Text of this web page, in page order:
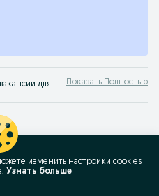
ish — Работа в барах и ресторанах ⭐ вакансии для поваров, официантов и администраторов ⚡ удобный график ✔️ прямые работодатели по всему Узбекистану на OLX.uz Показать Полностью
изменить настройки cookies
Узнать больше